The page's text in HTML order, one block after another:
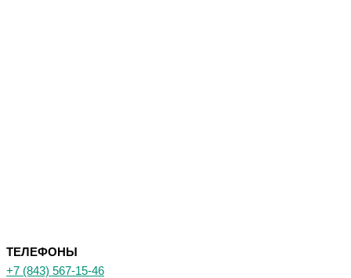
ТЕЛЕФОНЫ
+7 (843) 567-15-46